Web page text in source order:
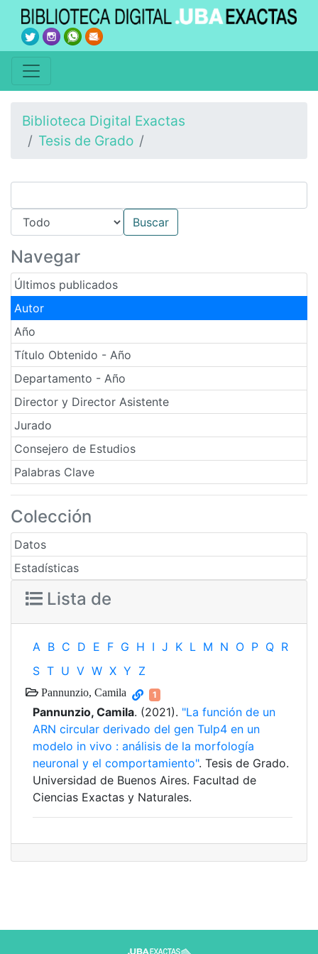
Biblioteca Digital Exactas
Tesis de Grado
Navegar
Últimos publicados
Autor
Año
Título Obtenido - Año
Departamento - Año
Director y Director Asistente
Jurado
Consejero de Estudios
Palabras Clave
Colección
Datos
Estadísticas
Lista de
A B C D E F G H I J K L M N O P Q R
S T U V W X Y Z
Pannunzio, Camila 1
Pannunzio, Camila. (2021). "La función de un
ARN circular derivado del gen Tulp4 en un
modelo in vivo : análisis de la morfología
neuronal y el comportamiento". Tesis de Grado.
Universidad de Buenos Aires. Facultad de
Ciencias Exactas y Naturales.